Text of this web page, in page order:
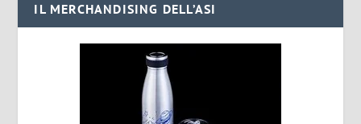
IL MERCHANDISING DELL’ASI